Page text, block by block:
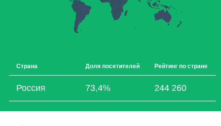
Страна Доля посетителей Рейтинг по стране
Россия 73,4% 244 260